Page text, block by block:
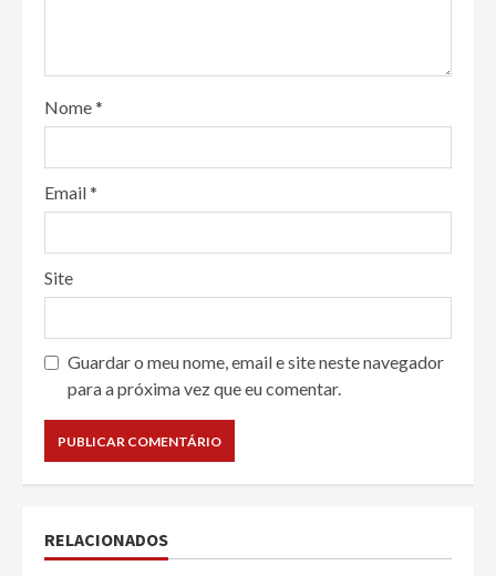
Nome*
Email*
Site
Guardar o meu nome, email e site neste navegador
para a próxima vez que eu comentar.
RELACIONADOS